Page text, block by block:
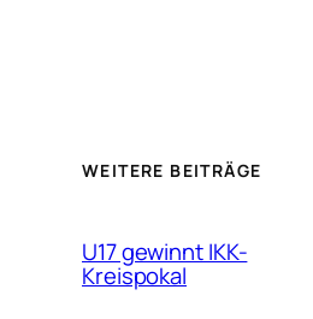
WEITERE BEITRÄGE
U17 gewinnt IKK-
Kreispokal